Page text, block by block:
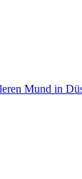
Mund in